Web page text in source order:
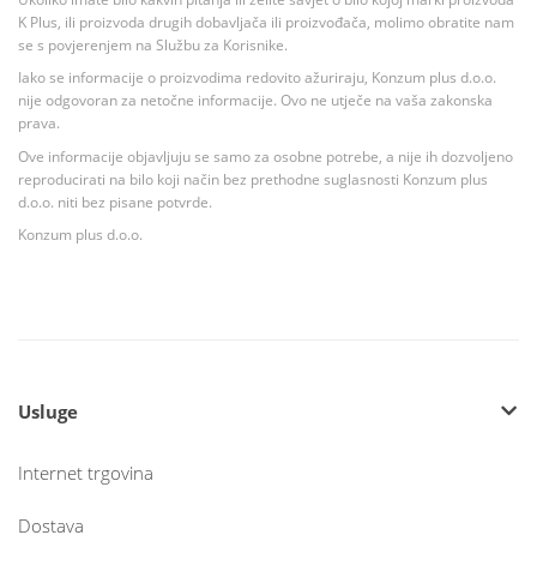
K Plus, ili proizvoda drugih dobavljača ili proizvođača, molimo obratite nam
se s povjerenjem na Službu za Korisnike.
Iako se informacije o proizvodima redovito ažuriraju, Konzum plus d.o.o.
nije odgovoran za netočne informacije. Ovo ne utječe na vaša zakonska
prava.
Ove informacije objavljuju se samo za osobne potrebe, a nije ih dozvoljeno
reproducirati na bilo koji način bez prethodne suglasnosti Konzum plus
d.o.o. niti bez pisane potvrde.
Konzum plus d.o.o.
Usluge
Internet trgovina
Dostava